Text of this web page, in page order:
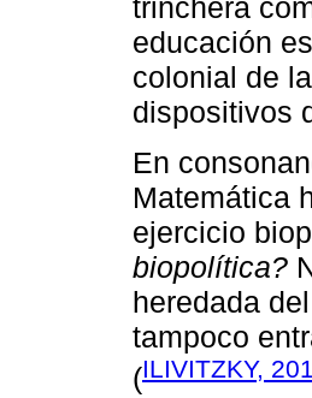
trinchera
educación
colonial de
dispositivos
En
Matemática
ejercicio
biopolítica?
heredada
tampoco
(ILIVITZKY,